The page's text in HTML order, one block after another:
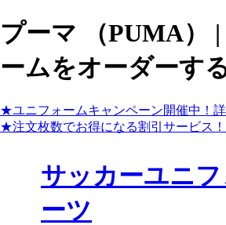
プーマ （PUMA）
ームをオーダーす
★ユニフォームキャンペーン開催中！
★注文枚数でお得になる割引サービス！
サッカーユニ
ーツ